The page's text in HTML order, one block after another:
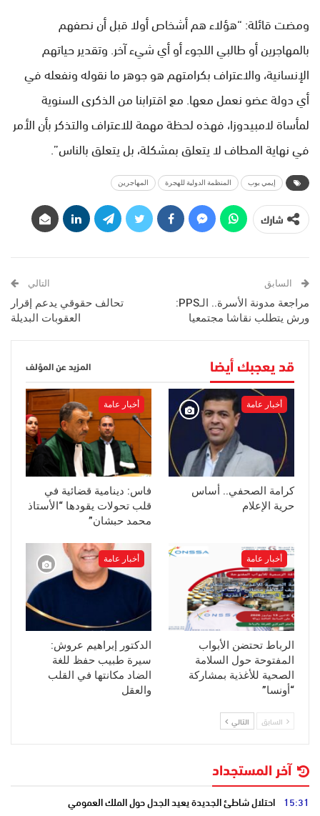
ومضت قائلة: “هؤلاء هم أشخاص أولا قبل أن نصفهم
بالمهاجرين أو طالبي اللجوء أو أي شيء آخر. وتقدير حياتهم
الإنسانية، والاعتراف بكرامتهم هو جوهر ما نقوله ونفعله في
أي دولة عضو نعمل معها. مع اقترابنا من الذكرى السنوية
لمأساة لامبيدوزا، فهذه لحظة مهمة للاعتراف والتذكر بأن الأمر
في نهاية المطاف لا يتعلق بمشكلة، بل يتعلق بالناس”.
إيمي بوب المنظمة الدولية للهجرة المهاجرين
شارك
السابق
مراجعة مدونة الأسرة.. الـPPS:
ورش يتطلب نقاشا مجتمعيا
التالي
تحالف حقوقي يدعم إقرار
العقوبات البديلة
قد يعجبك أيضا المزيد عن المؤلف
أخبار عامة
كرامة الصحفي.. أساس
حرية الإعلام
أخبار عامة
فاس: دينامية قضائية في
قلب تحولات يقودها “الأستاذ
محمد حبشان”
أخبار عامة
الرباط تحتضن الأبواب
المفتوحة حول السلامة
الصحية للأغذية بمشاركة
“أونسا”
أخبار عامة
الدكتور إبراهيم عروش:
سيرة طبيب حفظ للغة
الضاد مكانتها في القلب
والعقل
السابق التالي
آخر المستجداد
15:31 احتلال شاطئ الجديدة يعيد الجدل حول الملك العمومي